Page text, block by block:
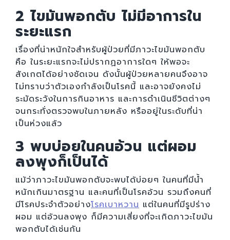
2 ไขมันพอกตับ ไม่มีอาการใน
ระยะแรก
เรื่องที่น่าหนักใจสำหรับผู้ป่วยที่มีภาวะไขมันพอกตับ
คือ ในระยะแรกจะไม่ปรากฏอาการใดๆ ให้พอจะ
สังเกตได้อย่างชัดเจน ดังนั้นผู้ป่วยหลายคนจึงอาจ
ไม่ทราบว่าตัวเองกำลังเป็นโรคนี้ และอาจยังคงไม่
ระมัดระวังในการกินอาหาร และการดำเนินชีวิตต่างๆ
จนกระทั่งตรวจพบในภายหลัง หรืออยู่ในระดับที่น่า
เป็นห่วงแล้ว
3 พบบ่อยในคนอ้วน แต่ผอม
ลงพุงก็เป็นได้
แม้ว่าภาวะไขมันพอกตับจะพบได้บ่อยๆ ในคนที่มีน้ำ
หนักเกินมาตรฐาน และคนที่เป็นโรคอ้วน รวมถึงคนที่
มีโรคประจำตัวอย่างโรคเบาหวาน แต่ในคนที่มีรูปร่าง
ผอม แต่อ้วนลงพุง ก็มีความเสี่ยงที่จะเกิดภาวะไขมัน
พอกตับได้เช่นกัน